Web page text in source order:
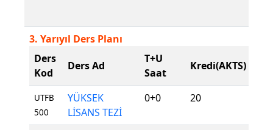
3. Yarıyıl Ders Planı
Ders
Kod
Ders Ad
T+U
Saat
Kredi(AKTS)
UTFB
500
YÜKSEK
LİSANS TEZİ
0+0 20